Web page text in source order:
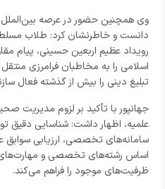
وی همچنین حضور در عرصه بین‌الملل
دانست و خاطرنشان کرد: طلاب مسلط
رویداد عظیم اربعین حسینی، پیام
اسلامی را به مخاطبان فرامرزی
تبلیغ دینی را بیش از گذشته فعال
جهانپور با تأکید بر لزوم مدیریت
علمیه، اظهار داشت: شناسایی دقیق
سامانه‌های تخصصی، ارزیابی سوابق
اساس رشته‌های تخصصی و مهارت‌های
ظرفیت‌های موجود را فراهم می‌کند.